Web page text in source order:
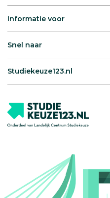
Informatie voor
Snel naar
Studiekeuze123.nl